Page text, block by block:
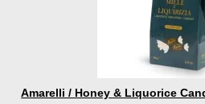
Amarelli / Honey & Liquorice